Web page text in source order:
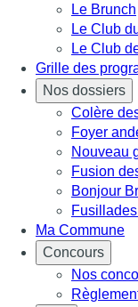
Le Brunch
Le Club
Le Club
Grille des
Nos dossiers
Colère
Foyer
Nouveau
Fusion
Bonjour
Ma Commune
Concours
Nos